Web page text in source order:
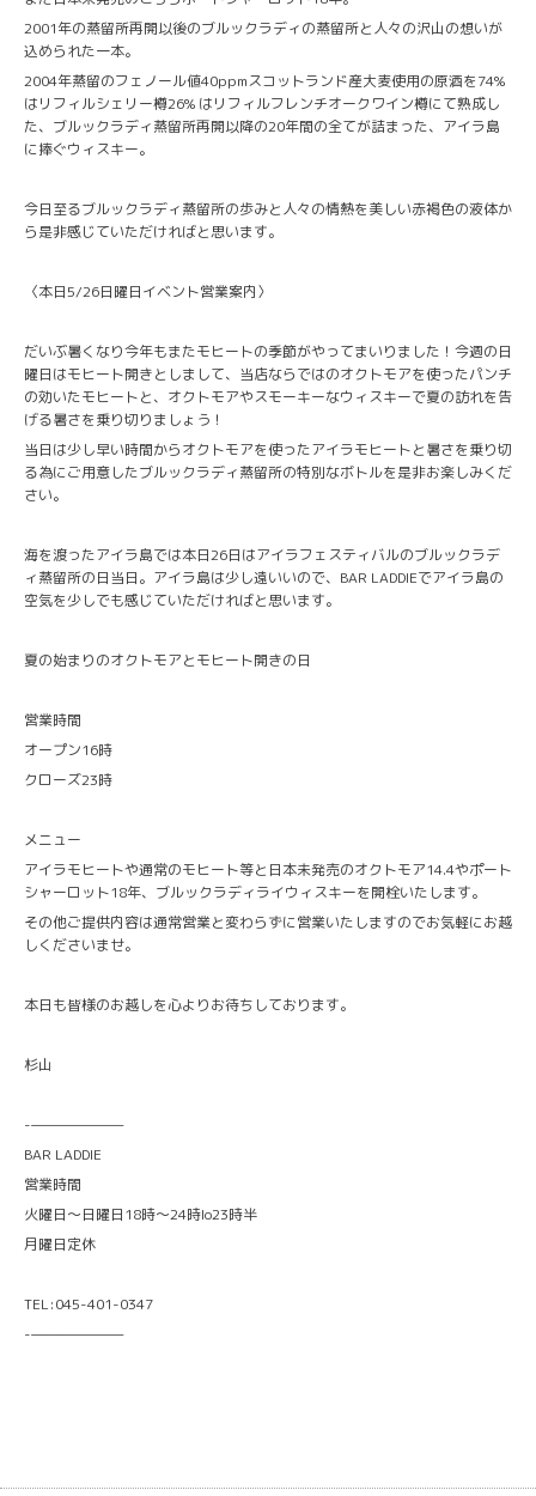
2001年の蒸留所再開以後のブルックラディの蒸留所と人々の沢山の想いが
込められた一本。
2004年蒸留のフェノール値40ppmスコットランド産大麦使用の原酒を74%
はリフィルシェリー樽26% はリフィルフレンチオークワイン樽にて熟成し
た、ブルックラディ蒸留所再開以降の20年間の全てが詰まった、アイラ島
に捧ぐウィスキー。
今日至るブルックラディ蒸留所の歩みと人々の情熱を美しい赤褐色の液体か
ら是非感じていただければと思います。
〈本日5/26日曜日イベント営業案内〉
だいぶ暑くなり今年もまたモヒートの季節がやってまいりました！今週の日
曜日はモヒート開きとしまして、当店ならではのオクトモアを使ったパンチ
の効いたモヒートと、オクトモアやスモーキーなウィスキーで夏の訪れを告
げる暑さを乗り切りましょう！
当日は少し早い時間からオクトモアを使ったアイラモヒートと暑さを乗り切
る為にご用意したブルックラディ蒸留所の特別なボトルを是非お楽しみくだ
さい。
海を渡ったアイラ島では本日26日はアイラフェスティバルのブルックラデ
ィ蒸留所の日当日。アイラ島は少し遠いいので、BAR LADDIEでアイラ島の
空気を少しでも感じていただければと思います。
夏の始まりのオクトモアとモヒート開きの日
営業時間
オープン16時
クローズ23時
メニュー
アイラモヒートや通常のモヒート等と日本未発売のオクトモア14.4やポート
シャーロット18年、ブルックラディライウィスキーを開栓いたします。
その他ご提供内容は通常営業と変わらずに営業いたしますのでお気軽にお越
しくださいませ。
本日も皆様のお越しを心よりお待ちしております。
杉山
-———————
BAR LADDIE
営業時間
火曜日〜日曜日18時〜24時lo23時半
月曜日定休
TEL:045-401-0347
-———————